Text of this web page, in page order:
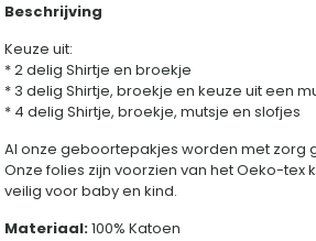
Beschrijving
Keuze uit:
* 2 delig Shirtje en broekje
* 3 delig Shirtje, broekje en keuze uit een
* 4 delig Shirtje, broekje, mutsje en slofjes
Al onze geboortepakjes worden met zorg
Onze folies zijn voorzien van het Oeko-
veilig voor baby en kind.
Materiaal:100% Katoen